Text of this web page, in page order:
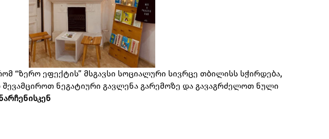
“ზერო ეფექტის” მსგავსი სოციალური სივრცე თბილისს სჭირდება,
ნეგატიური გავლენა გარემოზე და გავაგრძელოთ ნული